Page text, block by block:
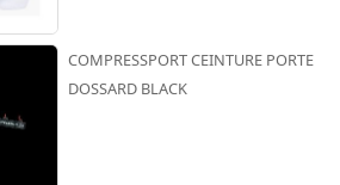
COMPRESSPORT CEINTURE PORTE
DOSSARD BLACK